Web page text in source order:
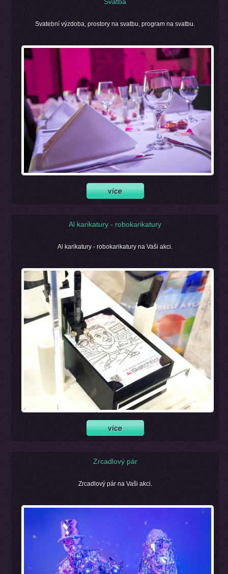
Svatební výzdoba, prostory na svatbu, program na svatbu.
Al karikatury - robokarikatury
Al karikatury - robokarikatury na Vaši akci.
Zrcadlový pár
Zrcadlový pár na Vaši akci.